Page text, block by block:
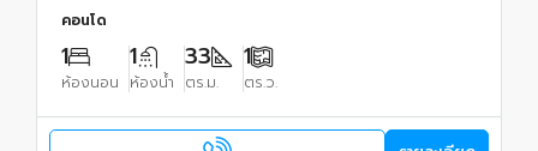
คอนโด
1
ห้องนอน
1
ห้องน้ำ
33
ตร.ม.
1
ตร.ว.